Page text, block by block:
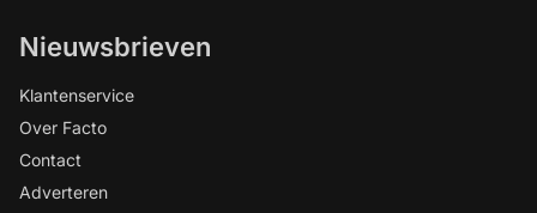
Nieuwsbrieven
Klantenservice
Over Facto
Contact
Adverteren